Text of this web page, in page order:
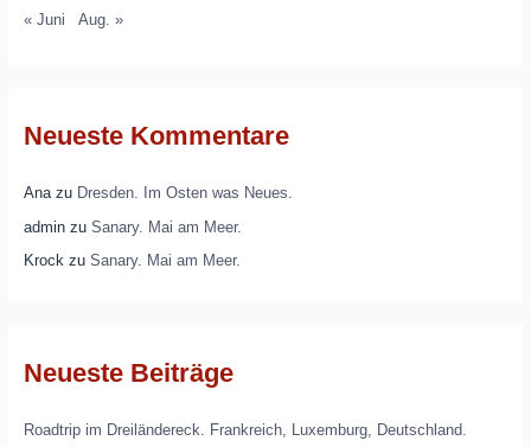
« Juni Aug. »
Neueste Kommentare
Anazu Dresden. Im Osten was Neues.
adminzu Sanary. Mai am Meer.
Krockzu Sanary. Mai am Meer.
Neueste Beiträge
Roadtrip im Dreiländereck. Frankreich, Luxemburg, Deutschland.